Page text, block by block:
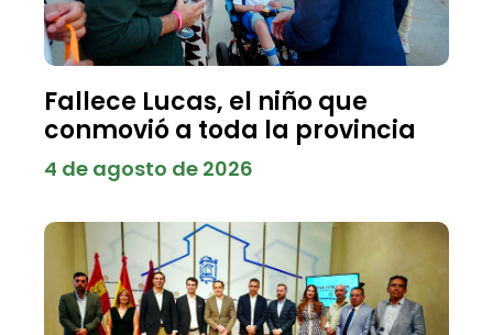
Fallece Lucas, el niño que
conmovió a toda la provincia
4 de agosto de 2026